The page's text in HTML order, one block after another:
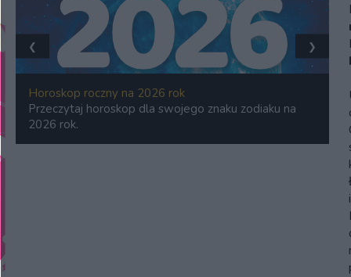
Horoskop roczny na 2026 rok
Przeczytaj horoskop dla swojego znaku zodiaku na
2026 rok.
❮ ❯